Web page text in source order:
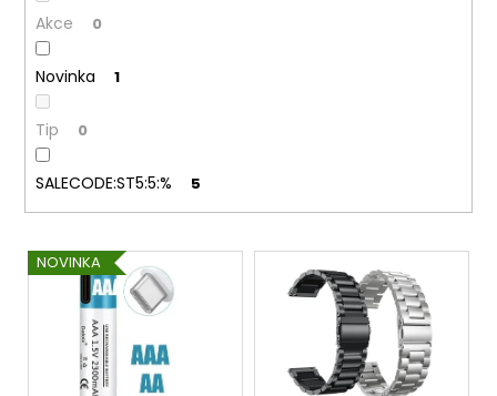
ůAkce 0
Novinka 1
Tip 0
SALECODE:ST5:5:% 5
V
ý
NOVINKA
a
?
HLEDAT